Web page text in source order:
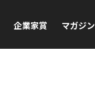
企業家賞 マガジン